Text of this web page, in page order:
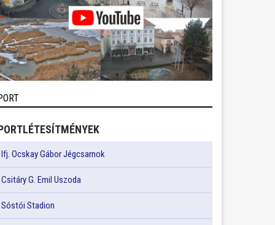
Ifj. Ocskay Gábor Jégcsarnok
Csitáry G. Emil Uszoda
Sóstói Stadion